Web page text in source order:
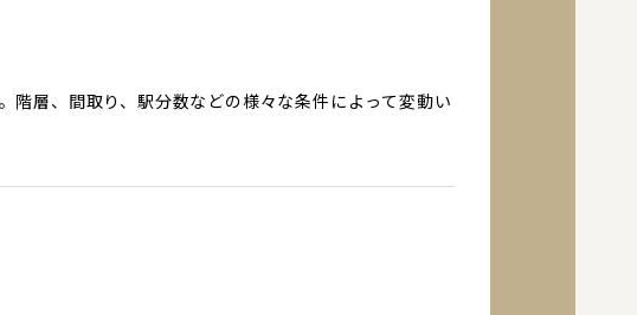
層、間取り、駅分数などの様々な条件によって変動い